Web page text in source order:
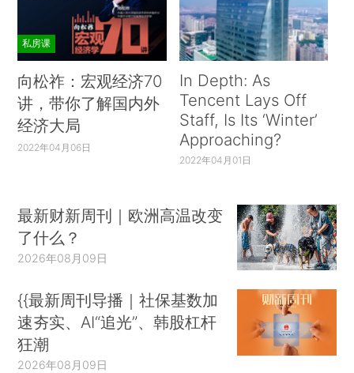
大影响，国际货币基金组织（IMF）在2019年7月
发布的《世界经济展望》报告中预测，2019年全球
经济增速将放缓至3.2%，而全球贸易增速将放缓至
2.5%，8月中美贸易摩擦几度升级，外部不确定性
再度加大。
国家统计局9月10日公布的数据显示，8月CPI
同比上涨2.8%，与7月持平； PPI同比下降0.8%，
示需求低迷，通缩压力加大。在较大的经济下行压
力下，中国政府坚持长期结构性改革，不走短期需
求刺激的老路，对房地产以外的领域定向信贷宽
码基建投资。在长期金融稳定的条件下，A股市场
可能面临短期波动，但无碍稳中求进的中长期趋
势。
私房课
向松祚：宏观经济70
讲，带你了解国内外
经济大局
2022年04月06日
In Depth: As
Tencent Lays Off
Staff, Is Its ‘Winter’
Approaching?
2022年04月01日
最新财新周刊｜欧洲高温改变
了什么？
2026年08月09日
{{最新周刊导播｜社保基数加
速夯实、AI“追光”、韩股杠杆
狂潮
2026年08月09日